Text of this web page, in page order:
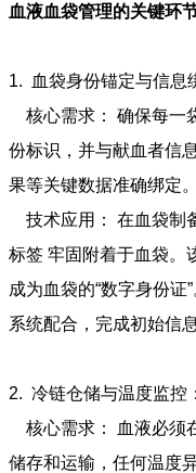
血液血袋管理的关键环
1. 血袋身份锚定与信息
核心需求： 确保每一
份标识，并与献血者信
果等关键数据准确绑定。
技术应用： 在血袋制
标签 牢固附着于血袋。
成为血袋的“数字身份
系统配合，完成初始信
2. 冷链仓储与温度监控：
核心需求： 血液必须
储存和运输，任何温度